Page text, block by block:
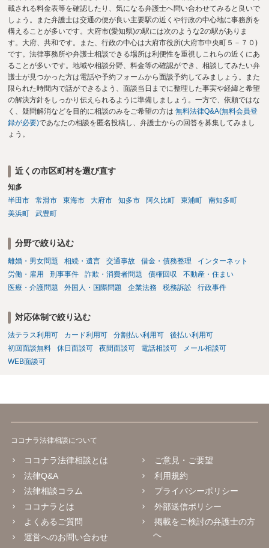
載される料金表等を確認したり、気になる弁護士へ問い合わせてみると良いで
しょう。また弁護士は交通の便が良い主要駅の近くや行政の中心地に事務所を
構えることが多いです。大府市(愛知県)の駅には次のような2の駅がありま
す。大府、共和です。また、行政の中心は大府市役所(大府市中央町５－７０)
です。法律事務所や弁護士相談できる場所は利便性を重視しこれらの近くにあ
ることが多いです。地域や相談分野、料金等の確認ができ、相談してみたい弁
護士が見つかった方は電話や予約フォームから面談予約してみましょう。また
限られた時間内で話ができるよう、面談当日までに整理した事実や経緯と希望
の解決方針をしっかり伝えられるように準備しましょう。一方で、依頼ではな
く、疑問解消などを目的に相談のみをご希望の方は 無料法律Q&A(無料会員登
録が必要)であなたの相談を匿名投稿し、弁護士からの回答を募集してみまし
ょう。
近くの市区町村を選び直す
知多
半田市
常滑市 東海市 大府市 知多市 阿久比町 東浦町
南知多町
美浜町
武豊町
分野で絞り込む
離婚・男女問題 相続・遺言 交通事故 借金・債務整理
インターネット
労働・雇用
刑事事件 詐欺・消費者問題 債権回収
不動産・住まい
医療・介護問題
外国人・国際問題 企業法務 税務訴訟 行政事件
対応体制で絞り込む
法テラス利用可 カード利用可 分割払い利用可
後払い利用可
初回面談無料
休日面談可 夜間面談可 電話相談可
メール相談可
WEB面談可
ココナラ法律相談について
ココナラ法律相談とは
法律Q&A
法律相談コラム
ココナラとは
よくあるご質問
運営へのお問い合わせ
ご意見・ご要望
利用規約
プライバシーポリシー
外部送信ポリシー
掲載をご検討の弁護士の方
へ